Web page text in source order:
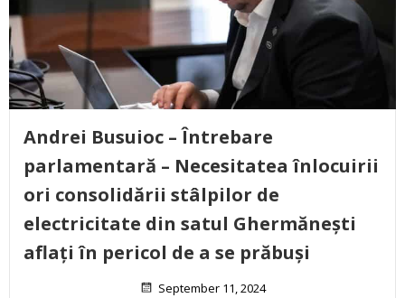
Andrei Busuioc – Întrebare
parlamentară – Necesitatea înlocuirii
ori consolidării stâlpilor de
electricitate din satul Ghermănești
aflați în pericol de a se prăbuși
September 11, 2024